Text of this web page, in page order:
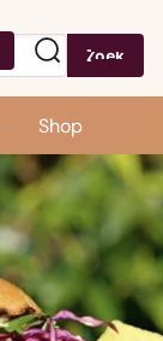
Zoek
Shop